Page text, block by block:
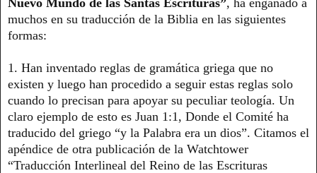
muchos en su traducción de la Biblia en las siguientes
formas:
1. Han inventado reglas de gramática griega que no
existen y luego han procedido a seguir estas reglas solo
cuando lo precisan para apoyar su peculiar teología. Un
claro ejemplo de esto es Juan 1:1, Donde el Comité ha
traducido del griego “y la Palabra era un dios”. Citamos el
apéndice de otra publicación de la Watchtower
“Traducción Interlineal del Reino de las Escrituras